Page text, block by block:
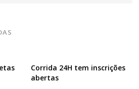
Corrida 24H tem inscrições
abertas